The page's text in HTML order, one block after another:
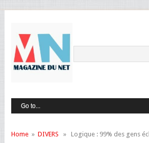
Home» DIVERS » Logique : 99% des gens